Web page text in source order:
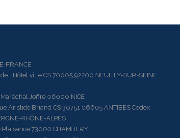
FRANCE
ville CS 70005 92200 NEUILLY-SUR-SEINE
Joffre 06000 NICE
Briand CS 30751 06605 ANTIBES Cedex
RHÔNE-ALPES
73000 CHAMBERY